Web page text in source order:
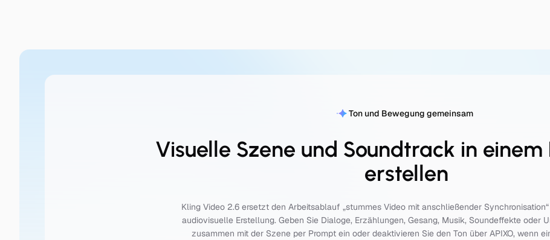
Ton und Bewegung gemeinsam
Visuelle Szene und Soundtrack in
erstellen
Kling Video 2.6 ersetzt den Arbeitsablauf „stummes Video mit anschließender
audiovisuelle Erstellung. Geben Sie Dialoge, Erzählungen, Gesang, Musik, Soundeffekte oder
zusammen mit der Szene per Prompt ein oder deaktivieren Sie den Ton über APIXO, wenn